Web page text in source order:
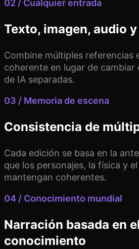
02 / Cualquier entrada
Texto, imagen, audio
Combine múltiples referencias
coherente en lugar de
de IA separadas.
03 / Memoria de escena
Consistencia de
Cada edición se basa en la
que los personajes, la física y
mantengan coherentes.
04 / Conocimiento mundial
Narración basada en el
conocimiento